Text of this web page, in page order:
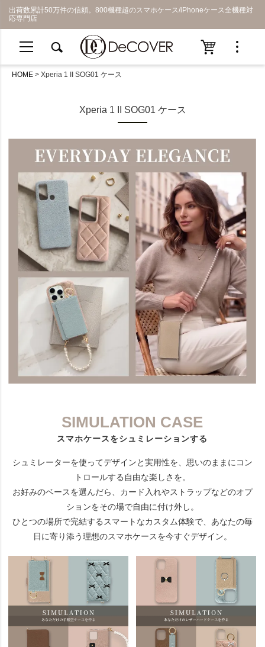
出荷数累計50万件の信頼。800機種超のスマホケース/iPhoneケース全機種対
応専門店
HOME Xperia 1 II SOG01 ケース
Xperia 1 II SOG01 ケース